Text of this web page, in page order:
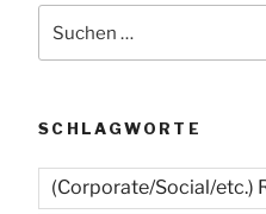
nach:
SCHLAGWORTE
(Corporate/Social/etc.)